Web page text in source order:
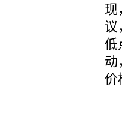
现
议
低
动
价